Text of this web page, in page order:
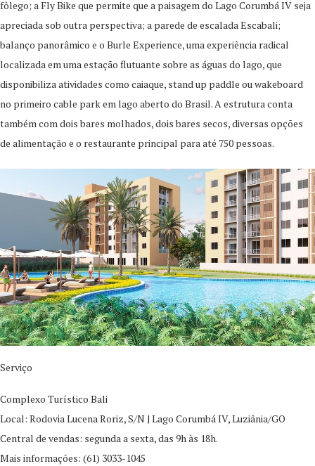
fôlego; a Fly Bike que permite que a paisagem do Lago Corumbá IV seja
apreciada sob outra perspectiva; a parede de escalada Escabali;
balanço panorâmico e o Burle Experience, uma experiência radical
localizada em uma estação flutuante sobre as águas do lago, que
disponibiliza atividades como caiaque, stand up paddle ou wakeboard
no primeiro cable park em lago aberto do Brasil. A estrutura conta
também com dois bares molhados, dois bares secos, diversas opções
de alimentação e o restaurante principal para até 750 pessoas.
Serviço
Complexo Turístico Bali
Local: Rodovia Lucena Roriz, S/N | Lago Corumbá IV, Luziânia/GO
Central de vendas: segunda a sexta, das 9h às 18h.
Mais informações: (61) 3033-1045